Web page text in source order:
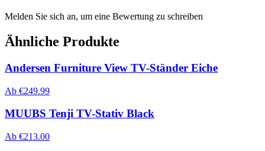
Melden Sie sich an, um eine Bewertung zu schreiben
Ähnliche Produkte
Andersen Furniture View TV-Ständer Eiche
Ab €249.99
MUUBS Tenji TV-Stativ Black
Ab €213.00